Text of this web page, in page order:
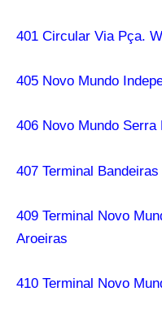
401 Circular Via Pça.
405 Novo Mundo
406 Novo Mundo Serra
407 Terminal
409 Terminal Novo
Aroeiras
410 Terminal Novo